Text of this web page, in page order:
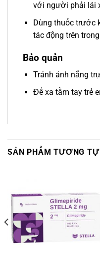
với người phải lái
Dùng thuốc trước
tác động trên
Bảo quản
Tránh ánh nắng
Để xa tầm tay trẻ
SẢN PHẨM TƯƠNG TỰ